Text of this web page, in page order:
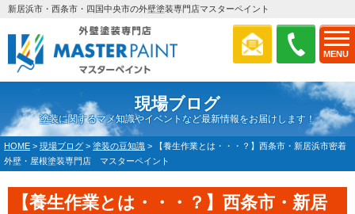
MENU
新居浜市・西条市・四国中央市の外壁塗装専門店マスターペイント
現場ブログ
塗装に関するマメ知識やイベントなど最新情報をお届けします！
HOME > 現場ブログ > 塗装の豆知識 >
【養生作業とは・・・？】西条市・新居浜市密着
外壁・屋根塗装専門店 マスターペイント
【養生作業とは・・・？】西条市・新居